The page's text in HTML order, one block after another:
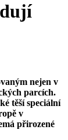
nejen v
parcích.
těší speciální
v
přirozené